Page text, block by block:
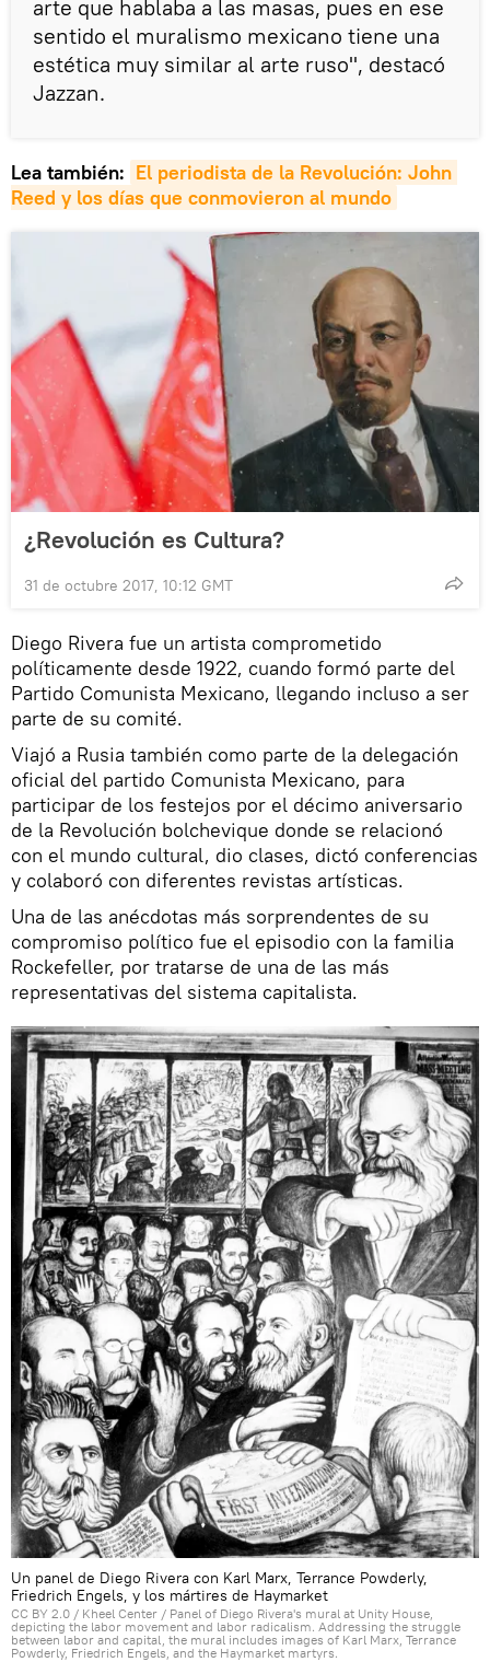
arte que hablaba a las masas, pues en ese
sentido el muralismo mexicano tiene una
estética muy similar al arte ruso", destacó
Jazzan.
Lea también: El periodista de la Revolución: John
Reed y los días que conmovieron al mundo
¿Revolución es Cultura?
31 de octubre 2017, 10:12 GMT
Diego Rivera fue un artista comprometido
políticamente desde 1922, cuando formó parte del
Partido Comunista Mexicano, llegando incluso a ser
parte de su comité.
Viajó a Rusia también como parte de la delegación
oficial del partido Comunista Mexicano, para
participar de los festejos por el décimo aniversario
de la Revolución bolchevique donde se relacionó
con el mundo cultural, dio clases, dictó conferencias
y colaboró con diferentes revistas artísticas.
Una de las anécdotas más sorprendentes de su
compromiso político fue el episodio con la familia
Rockefeller, por tratarse de una de las más
representativas del sistema capitalista.
Un panel de Diego Rivera con Karl Marx, Terrance Powderly,
Friedrich Engels, y los mártires de Haymarket
CC BY 2.0 / Kheel Center / Panel of Diego Rivera's mural at Unity House,
depicting the labor movement and labor radicalism. Addressing the struggle
between labor and capital, the mural includes images of Karl Marx, Terrance
Powderly, Friedrich Engels, and the Haymarket martyrs.